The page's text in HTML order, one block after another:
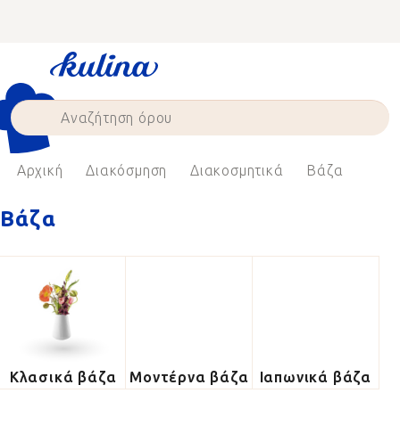
Αρχική Διακόσμηση Διακοσμητικά Βάζα
Βάζα
Κλασικά βάζα Μοντέρνα βάζα Ιαπωνικά βάζα